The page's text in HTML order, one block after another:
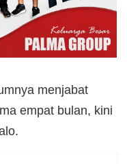
menjabat
empat bulan, kini